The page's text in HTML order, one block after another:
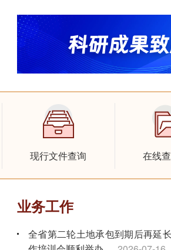
现行文件查询 在线
业务工作
全省第二轮土地承包到期后再延